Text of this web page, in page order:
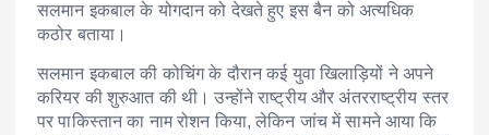
सलमान इकबाल के योगदान को देखते हुए इस बैन को अत्यधिक
कठोर बताया।
सलमान इकबाल की कोचिंग के दौरान कई युवा खिलाड़ियों ने अपने
करियर की शुरुआत की थी। उन्होंने राष्ट्रीय और अंतरराष्ट्रीय स्तर
पर पाकिस्तान का नाम रोशन किया, लेकिन जांच में सामने आया कि